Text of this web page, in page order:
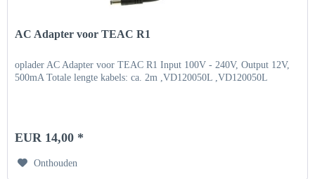
AC Adapter voor TEAC R1
oplader AC Adapter voor TEAC R1 Input 100V - 240V, Output 12V,
500mA Totale lengte kabels: ca. 2m ,VD120050L ,VD120050L
EUR 14,00 *
Onthouden